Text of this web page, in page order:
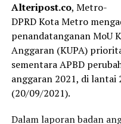
Alteripost.co, Metro-
DPRD Kota Metro
penandatanganan MoU
Anggaran (KUPA)
sementara APBD
anggaran 2021, di lantai
(20/09/2021).
Dalam laporan badan